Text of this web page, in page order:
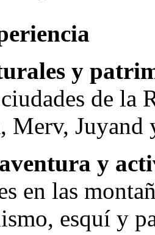
y
de la
Merv, Juyand
y
en las
esquí y